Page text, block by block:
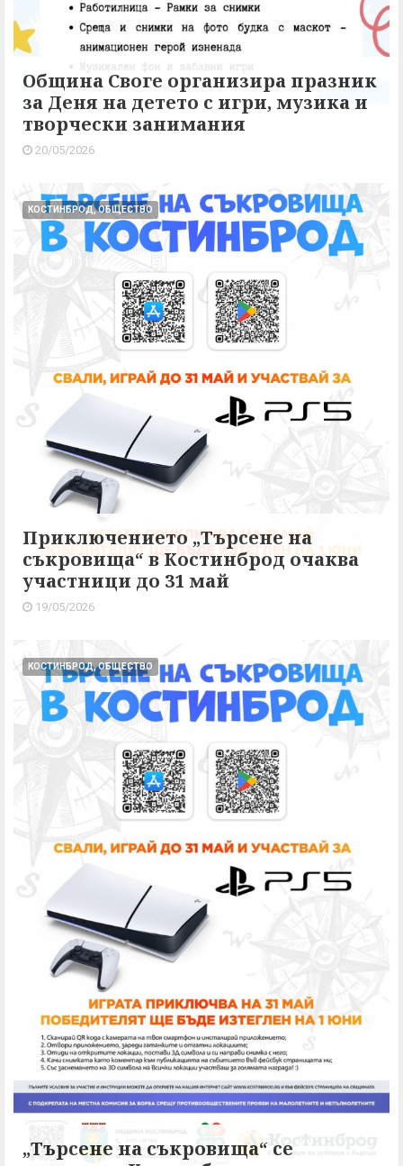
Община Своге организира празник
за Деня на детето с игри, музика и
творчески занимания
20/05/2026
КОСТИНБРОД, ОБЩЕСТВО
Приключението „Търсене на
съкровища“ в Костинброд очаква
участници до 31 май
19/05/2026
КОСТИНБРОД, ОБЩЕСТВО
„Търсене на съкровища“ се